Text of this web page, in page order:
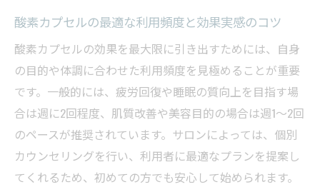
酸素カプセルの最適な利用頻度と効果実感のコツ
酸素カプセルの効果を最大限に引き出すためには、自身
の目的や体調に合わせた利用頻度を見極めることが重要
です。一般的には、疲労回復や睡眠の質向上を目指す場
合は週に2回程度、肌質改善や美容目的の場合は週1〜2回
のペースが推奨されています。サロンによっては、個別
カウンセリングを行い、利用者に最適なプランを提案し
てくれるため、初めての方でも安心して始められます。